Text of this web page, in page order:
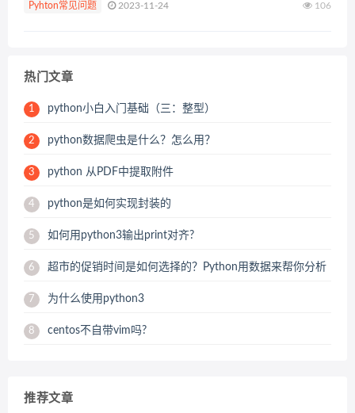
推荐：《Pyth...
Pyhton常见问题 2023-11-24 106
热门文章
1 python小白入门基础（三：整型）
2 python数据爬虫是什么？怎么用？
3 python 从PDF中提取附件
4 python是如何实现封装的
5 如何用python3输出print对齐?
6 超市的促销时间是如何选择的？Python用数据来帮你分析
7 为什么使用python3
8 centos不自带vim吗?
推荐文章